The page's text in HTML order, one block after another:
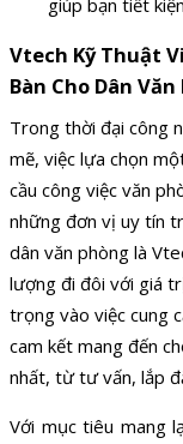
giúp bạn tiết
Vtech Kỹ Thuật
Bàn Cho Dân
Trong thời đại công
mẽ, việc lựa chọn
cầu công việc văn
những đơn vị uy tín
dân văn phòng là
lượng đi đôi với giá
trọng vào việc cung
cam kết mang đến
nhất, từ tư vấn, lắp
Với mục tiêu mang